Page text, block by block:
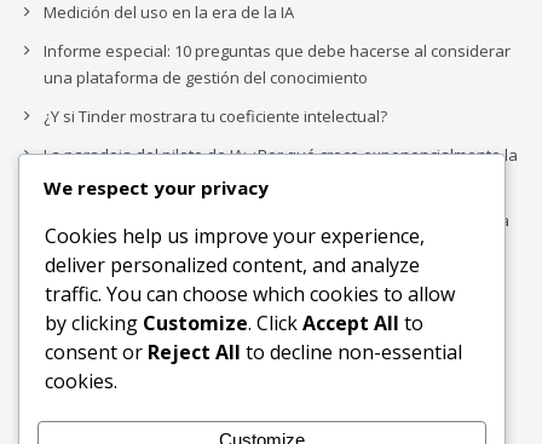
Medición del uso en la era de la IA
Informe especial: 10 preguntas que debe hacerse al considerar
una plataforma de gestión del conocimiento
¿Y si Tinder mostrara tu coeficiente intelectual?
La paradoja del piloto de IA: ¿Por qué crece exponencialmente la
complejidad de la IA empresarial?
Los organigramas de marketing se crearon para los canales. La
IA acaba de dejarlos obsoletos.
Buscar
Buscar
We respect your privacy
Cookies help us improve your experience,
deliver personalized content, and analyze
traffic. You can choose which cookies to allow
by clicking Customize. ClickAccept All to
consent or Reject All to decline non-essential
cookies.
Customize